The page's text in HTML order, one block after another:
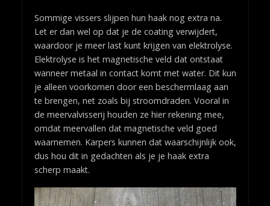
Sommige vissers slijpen hun haak nog extra na.
Let er dan wel op dat je de coating verwijdert,
waardoor je meer last kunt krijgen van elektrolyse.
Elektrolyse is het magnetische veld dat ontstaat
wanneer metaal in contact komt met water. Dit kun
je alleen voorkomen door een beschermlaag aan
te brengen, net zoals bij stroomdraden. Vooral in
de meervalvisserij houden ze hier rekening mee,
omdat meervallen dat magnetische veld goed
waarnemen. Karpers kunnen dat waarschijnlijk ook,
dus hou dit in gedachten als je je haak extra
scherp maakt.